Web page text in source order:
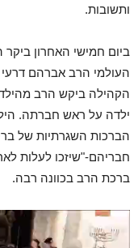
ותשובות.
ביום חמישי האחרון
העולמי הרב אברהם
הקהילה ביקש הרב
ילדה על ראש חברתה.
הברכות השגרתיות של
חבריהם-"שיזכו לעלות
ברכת הרב בכוונה רבה.
וידאו